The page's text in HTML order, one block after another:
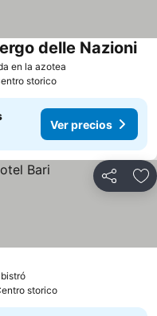
en la azotea
delle Nazioni
storico
Ver precios
Compartir
storico